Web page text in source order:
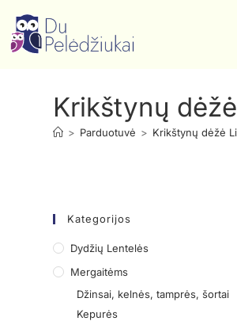
Krikštynų
> Parduotuvė > Krikštynų dėžė
Kategorijos
Dydžių Lentelės
Mergaitėms
Džinsai, kelnės, tamprės, šortai
Kepurės